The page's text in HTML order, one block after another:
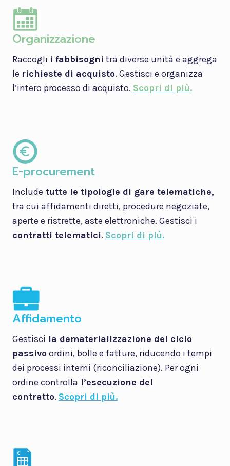
Organizzazione
Raccogli i fabbisogni tra diverse unità e aggrega
le richieste di acquisto. Gestisci e organizza
l’intero processo di acquisto. Scopri di più.
E-procurement
Include tutte le tipologie di gare telematiche,
tra cui affidamenti diretti, procedure negoziate,
aperte e ristrette, aste elettroniche. Gestisci i
contratti telematici. Scopri di più.
Affidamento
Gestisci la dematerializzazione del ciclo
passivoordini, bolle e fatture, riducendo i tempi
dei processi interni (riconciliazione). Per ogni
ordine controlla l’esecuzione del
contratto. Scopri di più.